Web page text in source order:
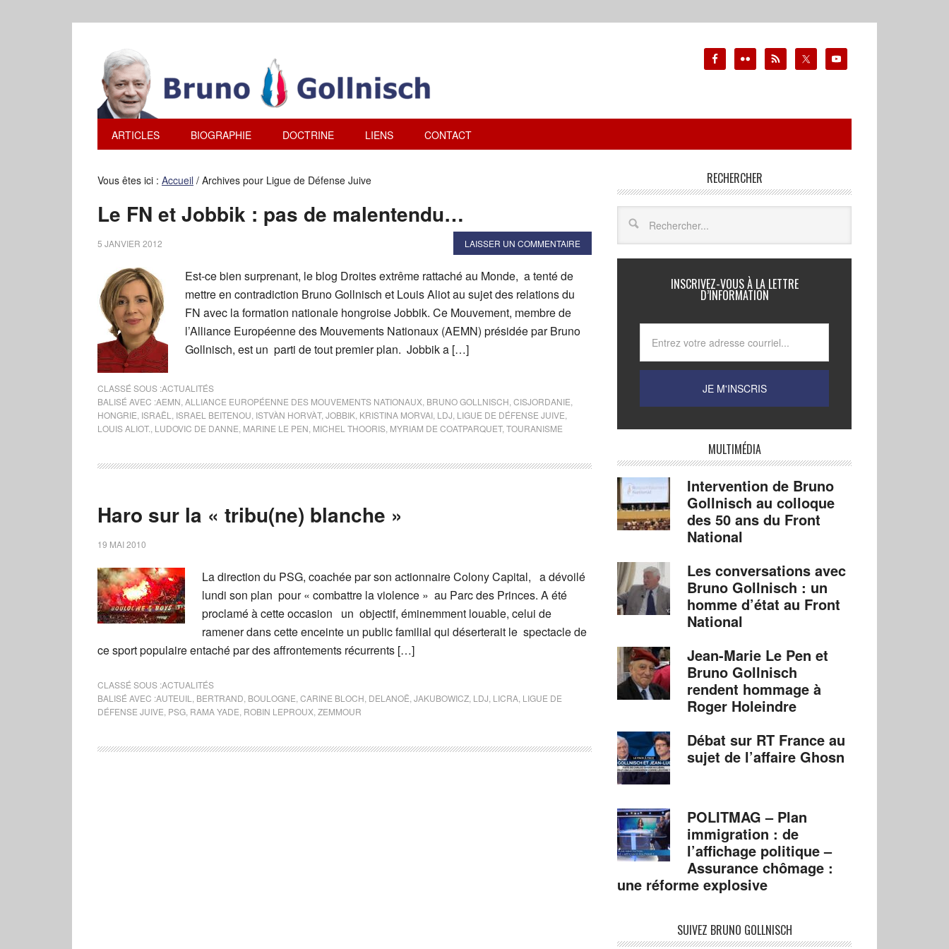
ARTICLES BIOGRAPHIE DOCTRINE LIENS CONTACT
Vous êtes ici : Accueil / Archives pour Ligue de Défense Juive
Le FN et Jobbik : pas de malentendu…
5 JANVIER 2012 LAISSER UN COMMENTAIRE
Est-ce bien surprenant, le blog Droites extrême rattaché au Monde, a tenté de
mettre en contradiction Bruno Gollnisch et Louis Aliot au sujet des relations du
FN avec la formation nationale hongroise Jobbik. Ce Mouvement, membre de
l’Alliance Européenne des Mouvements Nationaux (AEMN) présidée par Bruno
Gollnisch, est un parti de tout premier plan. Jobbik a […]
CLASSÉ SOUS :ACTUALITÉS
BALISÉ AVEC :AEMN ALLIANCE EUROPÉENNE DES MOUVEMENTS NATIONAUX BRUNO GOLLNISCH CISJORDANIE
HONGRIE ISRAËL ISRAEL BEITENOU ISTVÀN HORVÀT, JOBBIK KRISTINA MORVAI LDJ LIGUE DE DÉFENSE JUIVE
LOUIS ALIOT. LUDOVIC DE DANNE MARINE LE PEN MICHEL THOORIS MYRIAM DE COATPARQUET, TOURANISME
Haro sur la « tribu(ne) blanche »
19 MAI 2010
La direction du PSG, coachée par son actionnaire Colony Capital, a dévoilé
lundi son plan pour « combattre la violence » au Parc des Princes. A été
proclamé à cette occasion un objectif, éminemment louable, celui de
ramener dans cette enceinte un public familial qui déserterait le spectacle de
ce sport populaire entaché par des affrontements récurrents […]
CLASSÉ SOUS :ACTUALITÉS
BALISÉ AVEC :AUTEUIL BERTRAND BOULOGNE CARINE BLOCH DELANOË JAKUBOWICZ LDJ LICRA LIGUE DE
DÉFENSE JUIVE PSG RAMA YADE ROBIN LEPROUX ZEMMOUR
RECHERCHER
INSCRIVEZ-VOUS À LA LETTRE
D’INFORMATION
MULTIMÉDIA
Intervention de Bruno
Gollnisch au colloque
des 50 ans du Front
National
Les conversations avec
Bruno Gollnisch : un
homme d’état au Front
National
Jean-Marie Le Pen et
Bruno Gollnisch
rendent hommage à
Roger Holeindre
Débat sur RT France au
sujet de l’affaire Ghosn
POLITMAG – Plan
immigration : de
l’affichage politique –
Assurance chômage :
une réforme explosive
SUIVEZ BRUNO GOLLNISCH